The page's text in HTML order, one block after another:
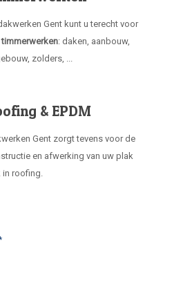
Gent kunt u terecht voor
timmerwerken: daken, aanbouw,
zolders, ...
& EPDM
Gent zorgt tevens voor de
en afwerking van uw plak
in roofing.